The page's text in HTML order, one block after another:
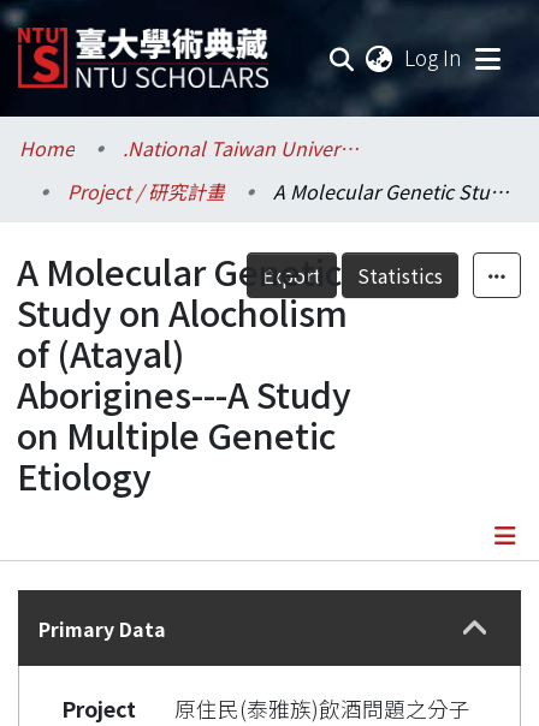
Log In
Communities & Collections
Research Outputs
Fundings & Projects
Researchers
Organizations
Statistics
Home
.National Taiwan University / 國立臺灣大學
Project / 研究計畫
A Molecular Genetic Study on Alocholism of (Atayal) Aborigines---A Study on Multiple Genetic Etiology
Export Statistics
A Molecular Genetic
Study on Alocholism
of (Atayal)
Aborigines---A Study
on Multiple Genetic
Etiology
Details
Primary Data
Project
原住民(泰雅族)飲酒問題之分子